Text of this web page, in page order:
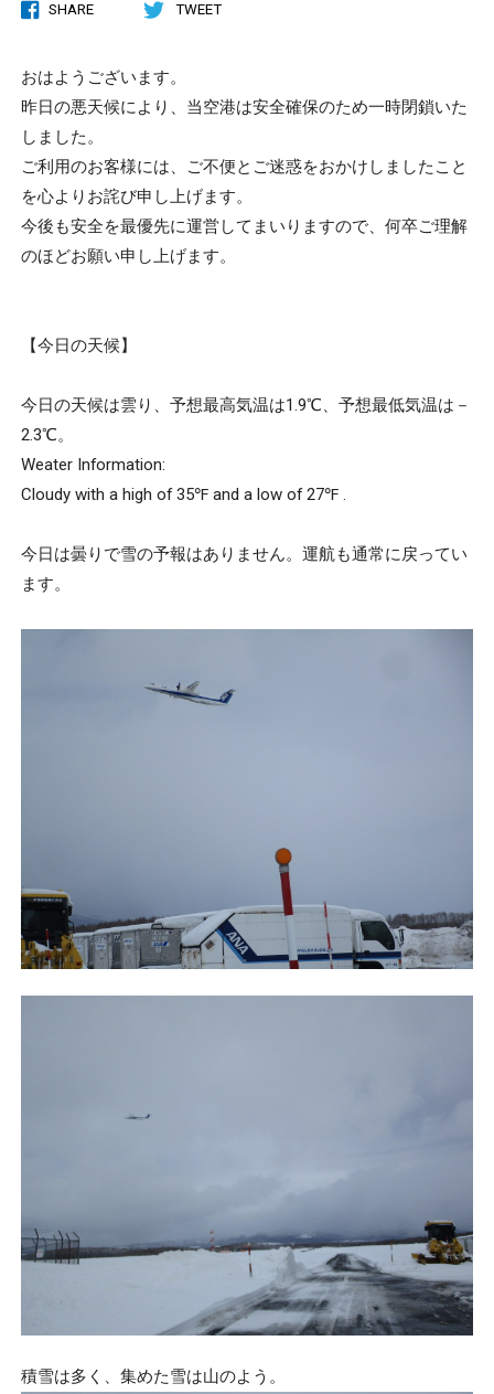
SHARE TWEET
おはようございます。
昨日の悪天候により、当空港は安全確保のため一時閉鎖いた
しました。
ご利用のお客様には、ご不便とご迷惑をおかけしましたこと
を心よりお詫び申し上げます。
今後も安全を最優先に運営してまいりますので、何卒ご理解
のほどお願い申し上げます。
【今日の天候】
今日の天候は雲り、予想最高気温は1.9℃、予想最低気温は－
2.3℃。
Weater Information:
Cloudy with a high of 35℉ and a low of 27℉ .
今日は曇りで雪の予報はありません。運航も通常に戻ってい
ます。
積雪は多く、集めた雪は山のよう。